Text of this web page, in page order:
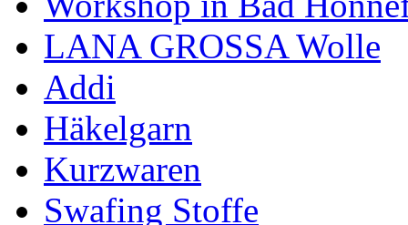
LANA GROSSA Wolle
Addi
Häkelgarn
Kurzwaren
Swafing Stoffe